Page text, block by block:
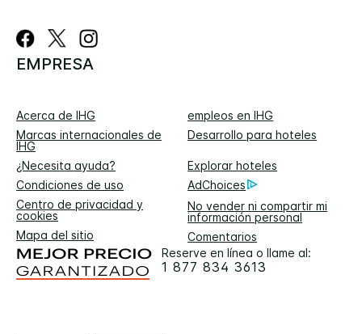
EMPRESA
Acerca de IHG
empleos en IHG
Marcas internacionales de
IHG
Desarrollo para hoteles
¿Necesita ayuda?
Explorar hoteles
Condiciones de uso
AdChoices
Centro de privacidad y
cookies
No vender ni compartir mi
información personal
Mapa del sitio
Comentarios
Reserve en línea o llame al:
1 877 834 3613